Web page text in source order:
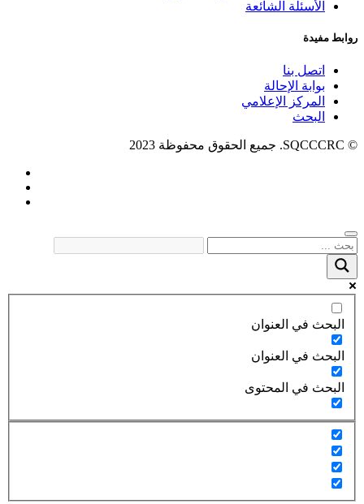
الأسئلة الشائعة
روابط مفيدة
اتصل بنا
بوابة الإحالة
المركز الإعلامي
البحث
© SQCCCRC. جميع الحقوق محفوظة 2023
البحث في العنوان
البحث في العنوان
البحث في المحتوى